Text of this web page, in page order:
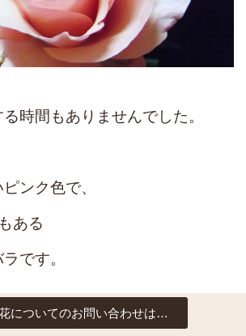
時間もありませんでした。
ンク色で、
ある
です。
についてのお問い合わせは…